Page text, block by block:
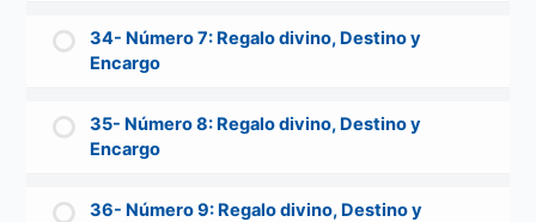
34- Número 7: Regalo divino, Destino y
Encargo
35- Número 8: Regalo divino, Destino y
Encargo
36- Número 9: Regalo divino, Destino y